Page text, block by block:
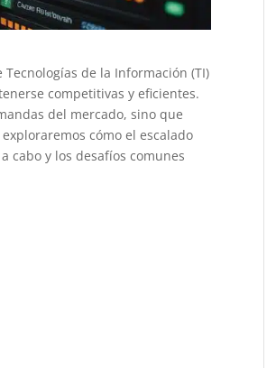
de la Información (TI)
competitivas y eficientes.
del mercado, sino que
cómo el escalado
cabo y los desafíos comunes